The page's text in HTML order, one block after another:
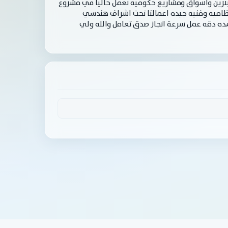
ومحطات بنزين واسواق ومشاريع حكوميه نعمل حاليا في مشروع
وفنيه جيده اعمالنا تحت اشراف هندسي
عمل سرعة انجاز صدق تعامل والله ولي